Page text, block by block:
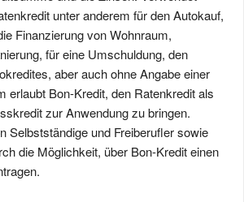
unter anderem für den Autokauf,
Finanzierung von Wohnraum,
für eine Umschuldung, den
aber auch ohne Angabe einer
erlaubt Bon-Kredit, den Ratenkredit als
zur Anwendung zu bringen.
Selbstständige und Freiberufler sowie
die Möglichkeit, über Bon-Kredit einen